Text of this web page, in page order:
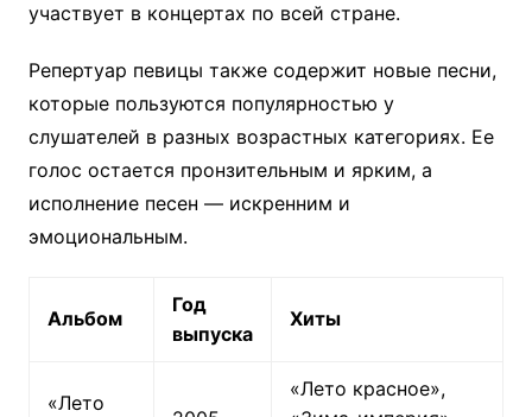
участвует в концертах по всей стране.
Репертуар певицы также содержит новые песни,
которые пользуются популярностью у
слушателей в разных возрастных категориях. Ее
голос остается пронзительным и ярким, а
исполнение песен — искренним и
эмоциональным.
Альбом
Год
выпуска
Хиты
«Лето
«Лето красное»,